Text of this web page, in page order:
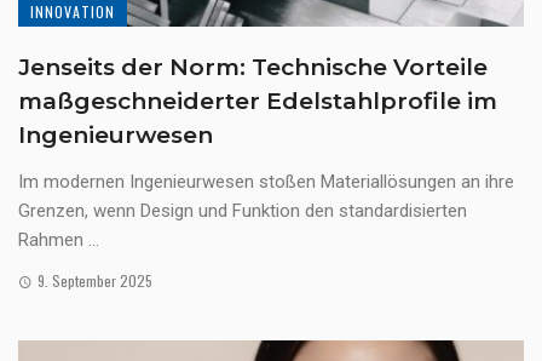
INNOVATION
Jenseits der Norm: Technische Vorteile
maßgeschneiderter Edelstahlprofile im
Ingenieurwesen
Im modernen Ingenieurwesen stoßen Materiallösungen an ihre
Grenzen, wenn Design und Funktion den standardisierten
Rahmen ...
9. September 2025